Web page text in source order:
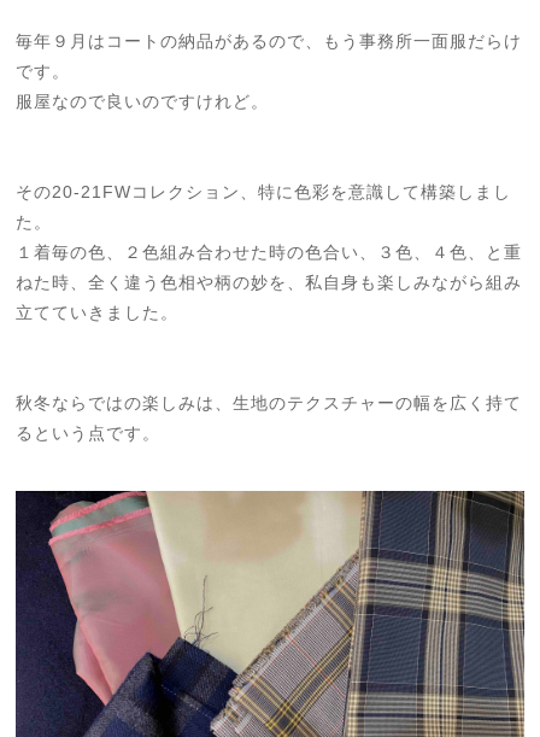
毎年９月はコートの納品があるので、もう事務所一面服だらけ
です。
服屋なので良いのですけれど。
その20-21FWコレクション、特に色彩を意識して構築しまし
た。
１着毎の色、２色組み合わせた時の色合い、３色、４色、と重
ねた時、全く違う色相や柄の妙を、私自身も楽しみながら組み
立てていきました。
秋冬ならではの楽しみは、生地のテクスチャーの幅を広く持て
るという点です。